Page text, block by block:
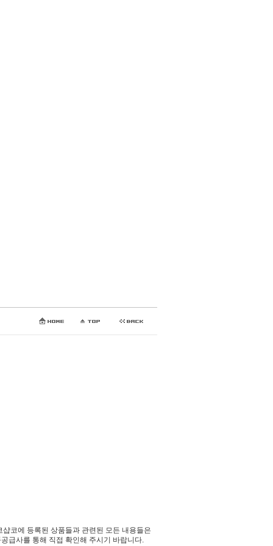
코에 등록된 상품들과 관련된 모든 내용들은
급사를 통해 직접 확인해 주시기 바랍니다.​